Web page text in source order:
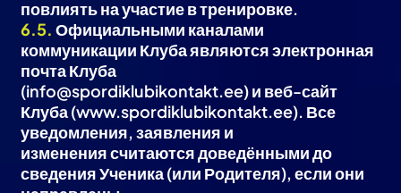
повлиять на участие в тренировке.
6.5.Официальными каналами
коммуникации Клуба являются электронная
почта Клуба
(info@spordiklubikontakt.ee) и веб-сайт
Клуба (www.spordiklubikontakt.ee). Все
уведомления, заявления и
изменения считаются доведёнными до
сведения Ученика (или Родителя), если они